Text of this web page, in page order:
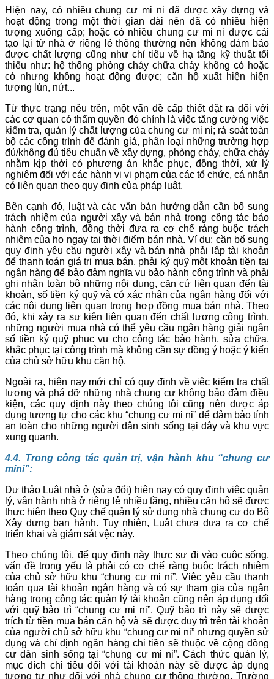
Hiện nay, có nhiều chung cư mi ni đã được xây dựng và
hoạt động trong một thời gian dài nên đã có nhiều hiện
tượng xuống cấp; hoặc có nhiều chung cư mi ni được cải
tạo lại từ nhà ở riêng lẻ thông thường nên không đảm bảo
được chất lượng cũng như chỉ tiêu về hạ tầng kỹ thuật tối
thiểu như: hệ thống phòng cháy chữa cháy không có hoặc
có nhưng không hoạt động được; căn hộ xuất hiện hiện
tượng lún, nứt...
Từ thực trạng nêu trên, một vấn đề cấp thiết đặt ra đối với
các cơ quan có thẩm quyền đó chính là việc tăng cường việc
kiểm tra, quản lý chất lượng của chung cư mi ni; rà soát toàn
bộ các công trình để đánh giá, phân loại những trường hợp
đủ/không đủ tiêu chuẩn về xây dựng, phòng cháy, chữa cháy
nhằm kịp thời có phương án khắc phục, đồng thời, xử lý
nghiêm đối với các hành vi vi phạm của các tổ chức, cá nhân
có liên quan theo quy định của pháp luật.
Bên cạnh đó, luật và các văn bản hướng dẫn cần bổ sung
trách nhiệm của người xây và bán nhà trong công tác bảo
hành công trình, đồng thời đưa ra cơ chế ràng buộc trách
nhiệm của họ ngay tại thời điểm bán nhà. Ví dụ: cần bổ sung
quy định yêu cầu người xây và bán nhà phải lập tài khoản
để thanh toán giá trị mua bán, phải ký quỹ một khoản tiền tại
ngân hàng để bảo đảm nghĩa vụ bảo hành công trình và phải
ghi nhận toàn bộ những nội dung, căn cứ liên quan đến tài
khoản, số tiền ký quỹ và có xác nhận của ngân hàng đối với
các nội dung liên quan trong hợp đồng mua bán nhà. Theo
đó, khi xảy ra sự kiện liên quan đến chất lượng công trình,
những người mua nhà có thể yêu cầu ngân hàng giải ngân
số tiền ký quỹ phục vụ cho công tác bảo hành, sửa chữa,
khắc phục tại công trình mà không cần sự đồng ý hoặc ý kiến
của chủ sở hữu khu căn hộ.
Ngoài ra, hiện nay mới chỉ có quy định về việc kiểm tra chất
lượng và phá dỡ những nhà chung cư không bảo đảm điều
kiện, các quy định này theo chúng tôi cũng nên được áp
dụng tương tự cho các khu “chung cư mi ni” để đảm bảo tính
an toàn cho những người dân sinh sống tại đây và khu vực
xung quanh.
4.4. Trong công tác quản trị, vận hành khu “chung cư
mini”:
Dự thảo Luật nhà ở (sửa đổi) hiện nay có quy định việc quản
lý, vận hành nhà ở riêng lẻ nhiều tầng, nhiều căn hộ sẽ được
thực hiện theo Quy chế quản lý sử dụng nhà chung cư do Bộ
Xây dựng ban hành. Tuy nhiên, Luật chưa đưa ra cơ chế
triển khai và giám sát vệc này.
Theo chúng tôi, để quy định này thực sự đi vào cuộc sống,
vấn đề trọng yếu là phải có cơ chế ràng buộc trách nhiệm
của chủ sở hữu khu “chung cư mi ni”. Việc yêu cầu thanh
toán qua tài khoản ngân hàng và có sự tham gia của ngân
hàng trong công tác quản lý tài khoản cũng nên áp dụng đối
với quỹ bảo trì “chung cư mi ni”. Quỹ bảo trì này sẽ được
trích từ tiền mua bán căn hộ và sẽ được duy trì trên tài khoản
của người chủ sở hữu khu “chung cư mi ni” nhưng quyền sử
dụng và chỉ định ngân hàng chi tiền sẽ thuộc về cộng đồng
cư dân sinh sống tại “chung cư mi ni”. Cách thức quản lý,
mục đích chi tiêu đối với tài khoản này sẽ được áp dụng
tương tự như đối với nhà chung cư thông thường. Trường